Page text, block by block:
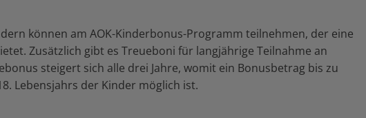
können am AOK-Kinderbonus-Programm teilnehmen, der eine
Zusätzlich gibt es Treueboni für langjährige Teilnahme an
steigert sich alle drei Jahre, womit ein Bonusbetrag bis zu
Lebensjahrs der Kinder möglich ist.